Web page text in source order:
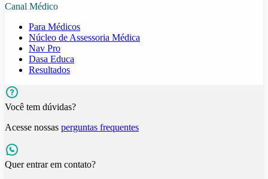
Canal Médico
Para Médicos
Núcleo de Assessoria Médica
Nav Pro
Dasa Educa
Resultados
Você tem dúvidas?
Acesse nossas perguntas frequentes
Quer entrar em contato?